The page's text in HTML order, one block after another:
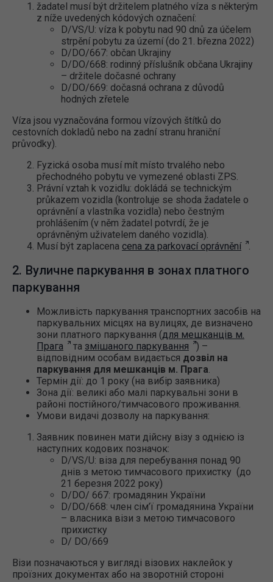
žadatel musí být držitelem platného víza s některým
z níže uvedených kódových označení:
D/VS/U: víza k pobytu nad 90 dnů za účelem
strpění pobytu za území (do 21. března 2022)
D/DO/667: občan Ukrajiny
D/DO/668: rodinný příslušník občana Ukrajiny
– držitele dočasné ochrany
D/DO/669: dočasná ochrana z důvodů
hodných zřetele
Víza jsou vyznačována formou vízových štítků do
cestovních dokladů nebo na zadní stranu hraniční
průvodky).
Fyzická osoba musí mít místo trvalého nebo
přechodného pobytu ve vymezené oblasti ZPS.
Právní vztah k vozidlu: dokládá se technickým
průkazem vozidla (kontroluje se shoda žadatele o
oprávnění a vlastníka vozidla) nebo čestným
prohlášením (v něm žadatel potvrdí, že je
oprávněným uživatelem daného vozidla).
Musí být zaplacena cena za parkovací oprávnění .
2. Вуличне паркування в зонах платного
паркування
Можливість паркування транспортних засобів на
паркувальних місцях на вулицях, де визначено
зони платного паркування (для мешканців м.
Прага
та змішаного паркування
) –
відповідним особам видається дозвіл на
паркування для мешканців м. Прага.
Термін дії: до 1 року (на вибір заявника)
Зона дії: великі або малі паркувальні зони в
районі постійного/тимчасового проживання.
Умови видачі дозволу на паркування:
Заявник повинен мати дійсну візу з однією із
наступних кодових позначок:
D/VS/U: віза для перебування понад 90
днів з метою тимчасового прихистку (до
21 березня 2022 року)
D/DО/ 667: громадянин України
D/DО/668: член сім’ї громадянина України
– власника візи з метою тимчасового
прихистку
D/ DO/669
Візи позначаються у вигляді візових наклейок у
проїзних документах або на зворотній стороні